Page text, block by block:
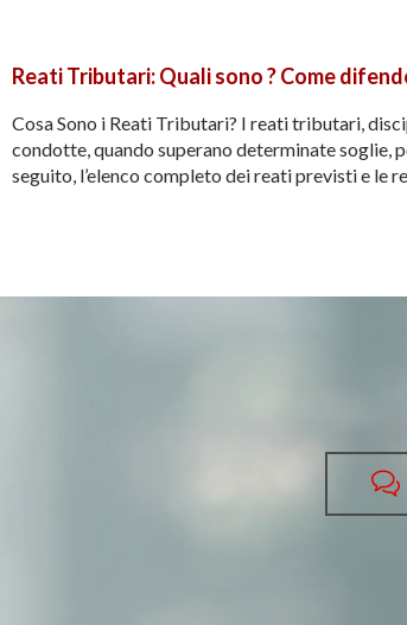
Reati Tributari: Quali sono ? Come
Cosa Sono i Reati Tributari? I reati tributari,
condotte, quando superano determinate soglie,
seguito, l’elenco completo dei reati previsti e le
